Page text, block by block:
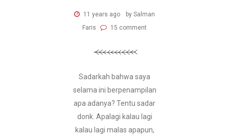
11 years ago
by Salman
Faris
15 comment
Sadarkah bahwa saya
selama ini berpenampilan
apa adanya? Tentu sadar
donk. Apalagi kalau lagi
kalau lagi malas apapun,